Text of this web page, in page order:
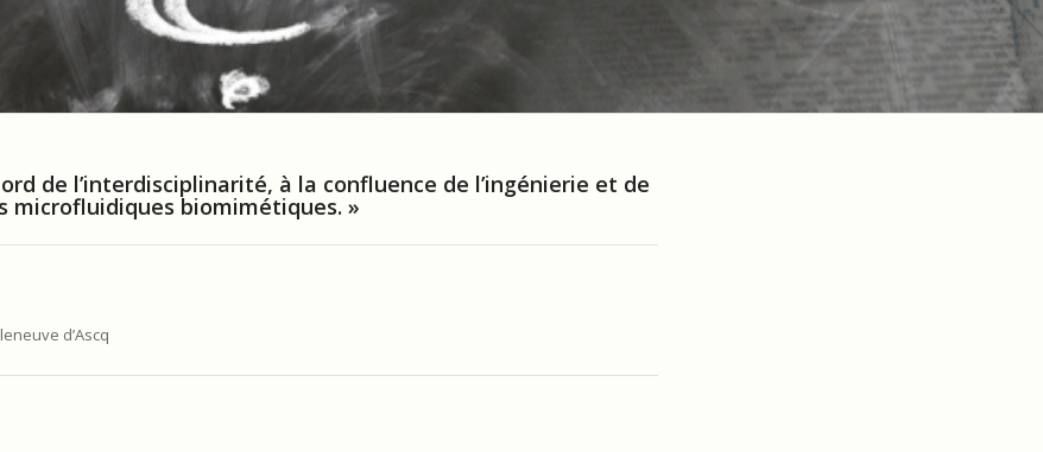
de l’interdisciplinarité, à la confluence de l’ingénierie et de
microfluidiques biomimétiques. »
d’Ascq